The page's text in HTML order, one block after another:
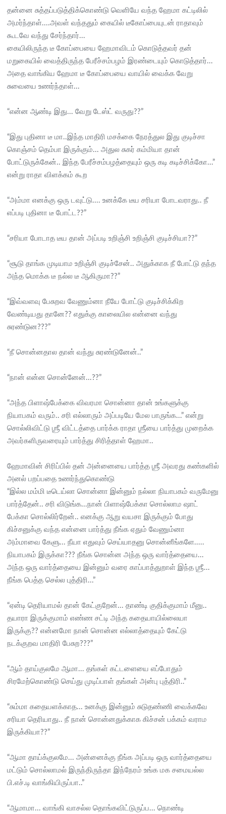
தன்னை சுத்தப்படுத்திக்கொண்டு வெளியே வந்த ஹேமா கட்டிலில்
அமர்ந்தாள்....அவள் வந்ததும் கையில் டீகோப்பையுடன் ராதாவும்
கூடவே வந்து சேர்ந்தார்...
கையிலிருந்த டீ கோப்பையை ஹேமாவிடம் கொடுத்தவர் தன்
மறுகையில் வைத்திருந்த பேரீச்சம்பழம் இரண்டையும் கொடுத்தார்...
அதை வாங்கிய ஹேமா டீ கோப்பையை வாயில் வைக்க வேறு
சுவையை உணர்ந்தாள்...
“என்ன ஆண்டி இது... வேறு டேஸ்ட் வருது??”
“இது புதினா டீ மா..இந்த மாதிரி மசக்கை நேரத்துல இது குடிச்சா
கொஞ்சம் தெம்பா இருக்கும்... அதுல சுகர் கம்மியா தான்
போட்டுருக்கேன்.. இந்த பேரீச்சம்பழத்தையும் ஒரு கடி கடிச்சிக்கோ...”
என்று ராதா விளக்கம் கூற
“அம்மா எனக்கு ஒரு டவுட்டு.... உனக்கே டீய சரியா போடவராது.. நீ
எப்படி புதினா டீ போட்ட??”
“சரியா போடாத டீய தான் அப்படி உறிஞ்சி உறிஞ்சி குடிச்சியா??”
“சூடு தாங்க முடியாம உறிஞ்சி குடிச்சேன்.. அதுக்காக நீ போட்டு தந்த
அந்த மொக்க டீ நல்ல டீ ஆகிருமா??”
“இவ்வளவு பேசுறவ வேணும்னா நீயே போட்டு குடிச்சிக்கிற
வேண்டியது தானே?? எதுக்கு காலையில என்னை வந்து
சுரண்டுன???”
“நீ சொன்னதால தான் வந்து சுரண்டுனேன்..”
“நான் என்ன சொன்னேன்...??”
“அந்த பிளாஷ்பேக்கை விவரமா சொன்னா தான் உங்களுக்கு
நியாபகம் வரும்.. சரி எல்லாரும் அப்படியே மேல பாருங்க...” என்று
சொல்லிவிட்டு ஶ்ரீ விட்டத்தை பார்க்க ராதா ஶ்ரீயை பார்த்து முறைக்க
அவர்களிருவரையும் பார்த்து சிரித்தாள் ஹேமா..
ஹேமாவின் சிரிப்பில் தன் அன்னையை பார்த்த ஶ்ரீ அவரது கண்களில்
அனல் பறப்பதை உணர்ந்துகொண்டு
“இல்ல மம்மி டீடெய்லா சொன்னா இன்னும் நல்லா நியாபகம் வருமேனு
பார்த்தேன்.. சரி விடுங்க...நான் பிளாஷ்பேக்கா சொல்லாம ஷாட்
பேக்கா சொல்லிர்றேன்.. எனக்கு ஆறு வயசா இருக்கும் போது
கிச்சனுக்கு வந்த என்னை பார்த்து நீங்க ஏதும் வேணும்னா
அம்மாவை கேளு... நீயா எதுவும் செய்யாதனு சொன்னீங்களே.....
நியாபகம் இருக்கா??? நீங்க சொன்ன அந்த ஒரு வார்த்தையை...
அந்த ஒரு வார்த்தையை இன்னும் வரை காப்பாத்துறாள் இந்த ஶ்ரீ...
நீங்க பெத்த செல்ல புத்திரி...”
“ஏன்டி தெரியாமல் தான் கேட்குறேன்... தாண்டி குதிக்குமாம் மீனு..
தயாரா இருக்குமாம் எண்ண சட்டி அந்த கதையாயில்லையா
இருக்கு?? என்னமோ நான் சொன்ன எல்லாத்தையும் கேட்டு
நடக்குறவ மாதிரி பேசுற???”
“ஆம் தாய்குலமே ஆமா... தங்கள் கட்டளையை எப்போதும்
சிரமேற்கொண்டு செய்து முடிப்பாள் தங்கள் அன்பு புத்திரி..”
“சும்மா கதையளக்காத... உனக்கு இன்னும் சுடுதண்ணி வைக்கவே
சரியா தெரியாது.. நீ நான் சொன்னதுக்காக கிச்சன் பக்கம் வராம
இருக்கியா??”
“ஆமா தாய்க்குலமே... அன்னைக்கு நீங்க அப்படி ஒரு வார்த்தையை
மட்டும் சொல்லாமல் இருந்திருந்தா இந்நேரம் உங்க மக சமையல்ல
பி.எச்.டி வாங்கியிருப்பா..”
“ஆமாமா... வாங்கி வாசல்ல தொங்கவிட்டுருப்ப... நொண்டி